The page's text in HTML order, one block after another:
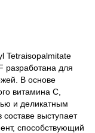
Tetraisopalmitate
разработана для
В основе
витамина С,
и деликатным
выступает
способствующий